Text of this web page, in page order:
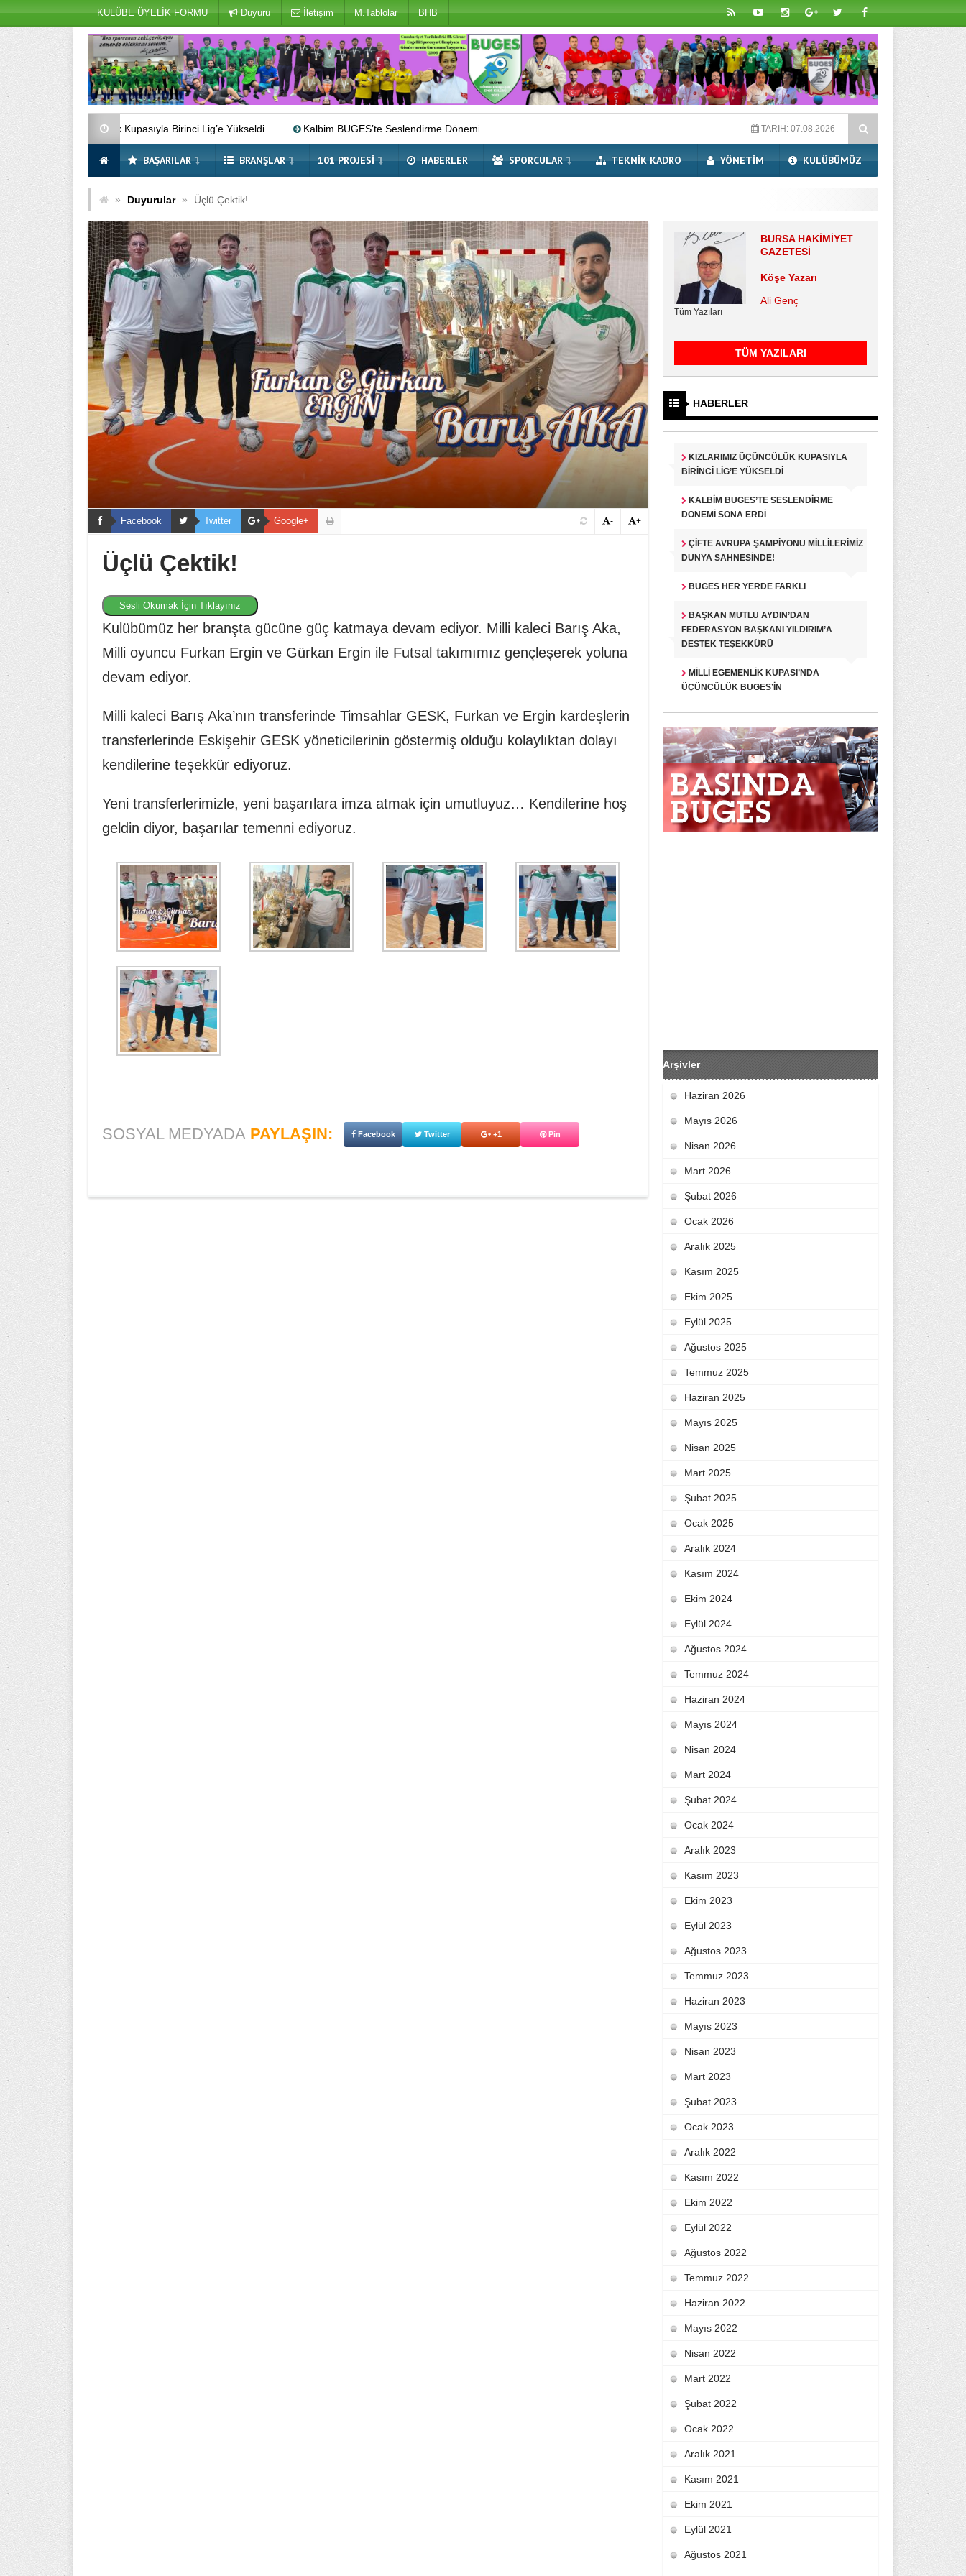
KULÜBE ÜYELİK FORMU Duyuru İletişim M.Tablolar BHB
Kupasıyla Birinci Lig’e Yükseldi Kalbim BUGES’te Seslendirme Dönemi Sona Erdi BUGES Her yerde farklı Başkan
TARİH: 07.08.2026
BAŞARILAR BRANŞLAR 101 PROJESI HABERLER SPORCULAR TEKNIK KADRO YÖNETIM KULÜBÜMÜZ
» Duyurular » Üçlü Çektik!
Facebook Twitter Google+ +
-
Üçlü Çektik!
Sesli Okumak İçin Tıklayınız
Kulübümüz her branşta gücüne güç katmaya devam ediyor. Milli kaleci Barış Aka,
Milli oyuncu Furkan Ergin ve Gürkan Ergin ile Futsal takımımız gençleşerek yoluna
devam ediyor.
Milli kaleci Barış Aka’nın transferinde Timsahlar GESK, Furkan ve Ergin kardeşlerin
transferlerinde Eskişehir GESK yöneticilerinin göstermiş olduğu kolaylıktan dolayı
kendilerine teşekkür ediyoruz.
Yeni transferlerimizle, yeni başarılara imza atmak için umutluyuz… Kendilerine hoş
geldin diyor, başarılar temenni ediyoruz.
SOSYAL MEDYADA PAYLAŞIN: Facebook Twitter +1 Pin
BURSA HAKİMİYET
GAZETESİ
Köşe Yazarı
Ali Genç
Tüm Yazıları
TÜM YAZILARI
HABERLER
KIZLARIMIZ ÜÇÜNCÜLÜK KUPASIYLA
BIRINCI LIG’E YÜKSELDI
KALBIM BUGES’TE SESLENDIRME
DÖNEMI SONA ERDI
ÇIFTE AVRUPA ŞAMPIYONU MILLILERIMIZ
DÜNYA SAHNESINDE!
BUGES HER YERDE FARKLI
BAŞKAN MUTLU AYDIN’DAN
FEDERASYON BAŞKANI YILDIRIM’A
DESTEK TEŞEKKÜRÜ
MILLI EGEMENLIK KUPASI’NDA
ÜÇÜNCÜLÜK BUGES’IN
Arşivler
Haziran 2026
Mayıs 2026
Nisan 2026
Mart 2026
Şubat 2026
Ocak 2026
Aralık 2025
Kasım 2025
Ekim 2025
Eylül 2025
Ağustos 2025
Temmuz 2025
Haziran 2025
Mayıs 2025
Nisan 2025
Mart 2025
Şubat 2025
Ocak 2025
Aralık 2024
Kasım 2024
Ekim 2024
Eylül 2024
Ağustos 2024
Temmuz 2024
Haziran 2024
Mayıs 2024
Nisan 2024
Mart 2024
Şubat 2024
Ocak 2024
Aralık 2023
Kasım 2023
Ekim 2023
Eylül 2023
Ağustos 2023
Temmuz 2023
Haziran 2023
Mayıs 2023
Nisan 2023
Mart 2023
Şubat 2023
Ocak 2023
Aralık 2022
Kasım 2022
Ekim 2022
Eylül 2022
Ağustos 2022
Temmuz 2022
Haziran 2022
Mayıs 2022
Nisan 2022
Mart 2022
Şubat 2022
Ocak 2022
Aralık 2021
Kasım 2021
Ekim 2021
Eylül 2021
Ağustos 2021